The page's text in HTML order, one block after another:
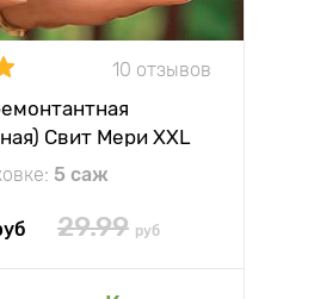
10 отзывов
Свит Мери XXL
5 саж
29.99 руб